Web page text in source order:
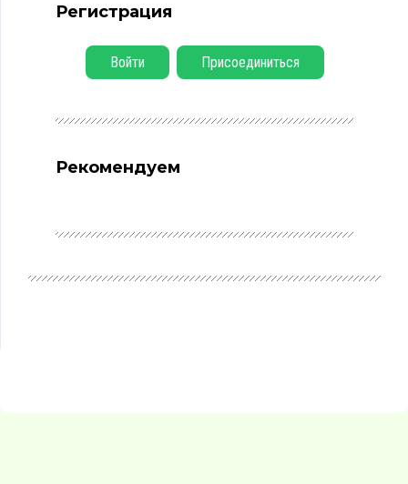
Регистрация
Войти Присоединиться
Рекомендуем